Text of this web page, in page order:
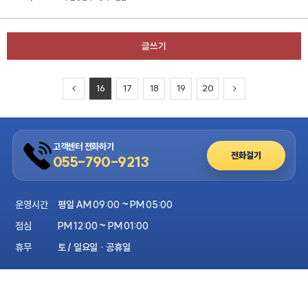
글쓰기
16 17 18 19 20
고객센터 전화하기
055-790-9213 전화걸기
운영시간
평일 AM 09:00 ~ PM 05:00
점심
PM 12:00 ~ PM 01:00
휴무
토 / 일요일 · 공휴일